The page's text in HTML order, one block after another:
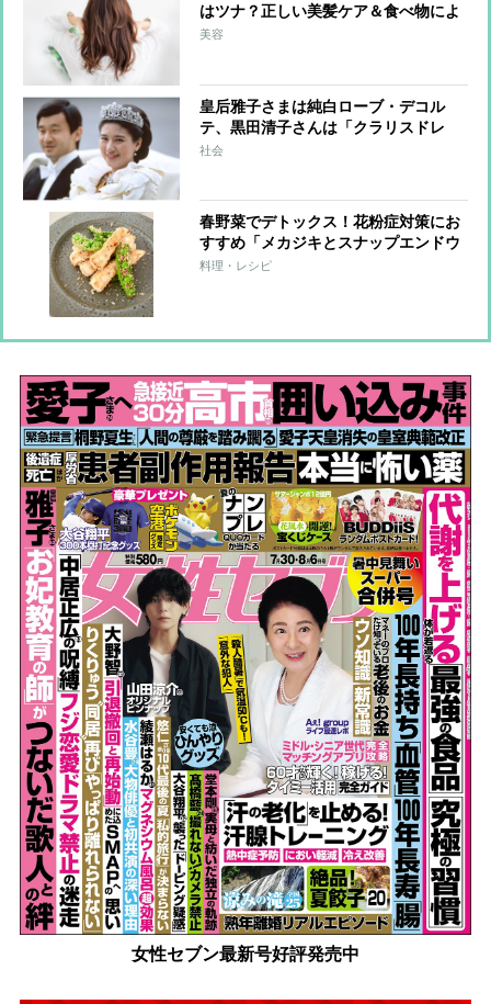
はツナ？正しい美髪ケア＆食べ物によ
る対策を紹介
美容
皇后雅子さまは純白ローブ・デコル
テ、黒田清子さんは「クラリスドレ
ス」と話題に 女性皇族の華麗な
社会
春野菜でデトックス！花粉症対策にお
すすめ「メカジキとスナップエンドウ
のパン粉炒め」【市橋有里の美レシ
料理・レシピ
女性セブン最新号好評発売中